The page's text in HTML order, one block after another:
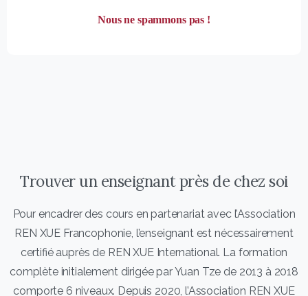
Nous ne spammons pas !
Trouver un enseignant près de chez soi
Pour encadrer des cours en partenariat avec l’Association
REN XUE Francophonie, l’enseignant est nécessairement
certifié auprès de REN XUE International. La formation
complète initialement dirigée par Yuan Tze de 2013 à 2018
comporte 6 niveaux. Depuis 2020, l’Association REN XUE